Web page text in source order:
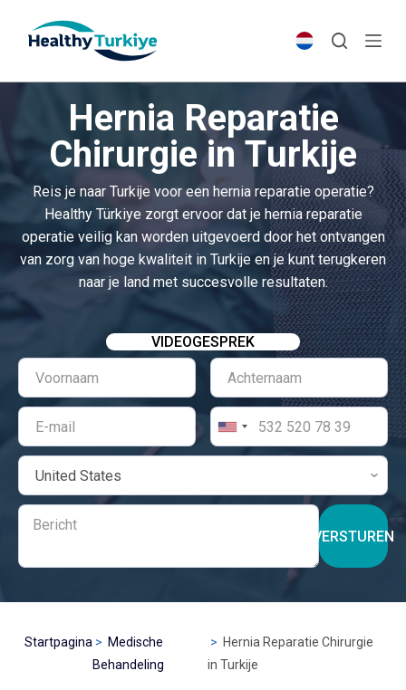
p
o
t
e
n
Hernia Reparatie
Chirurgie in Turkije
Reis je naar Turkije voor een hernia reparatie operatie?
Healthy Türkiye zorgt ervoor dat je hernia reparatie
operatie veilig kan worden uitgevoerd door het ontvangen
van zorg van hoge kwaliteit in Turkije en je kunt terugkeren
naar je land met succesvolle resultaten.
VIDEOGESPREK
VERSTUREN
Startpagina
Medische
Behandeling
Hernia Reparatie Chirurgie
in Turkije